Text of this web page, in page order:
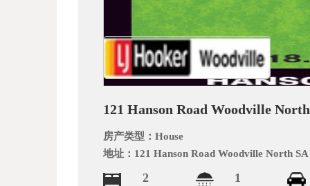
121 Hanson Road Woodville
房产类型：House
地址： 121 Hanson Road Woodville North SA
2 1